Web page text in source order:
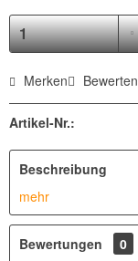
Merken Bewerten
Artikel-Nr.:
Beschreibung
mehr
Bewertungen
0